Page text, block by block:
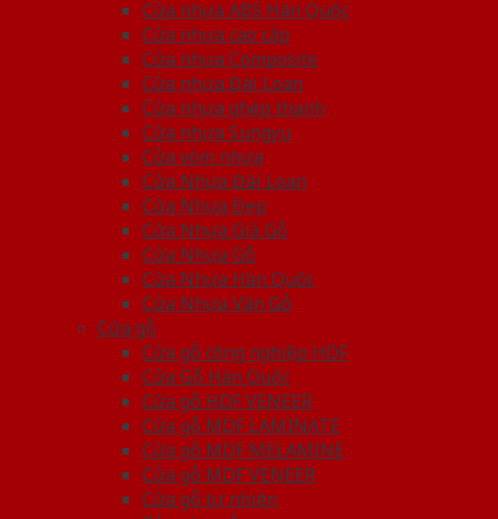
Cửa nhựa ABS Hàn Quốc
Cửa nhựa cao cấp
Cửa nhựa Composite
Cửa nhựa Đài Loan
Cửa nhựa ghép thanh
Cửa nhựa Sungyu
Cửa vòm nhựa
Cửa Nhựa Đài Loan
Cửa Nhựa Đẹp
Cửa Nhựa Giả Gỗ
Cửa Nhựa Gỗ
Cửa Nhựa Hàn Quốc
Cửa Nhựa Vân Gỗ
Cửa gỗ
Cửa gỗ công nghiệp HDF
Cửa Gỗ Hàn Quốc
Cửa gỗ HDF VENEER
Cửa gỗ MDF LAMINATE
Cửa gỗ MDF MELAMINE
Cửa gỗ MDF VENEER
Cửa gỗ tự nhiên